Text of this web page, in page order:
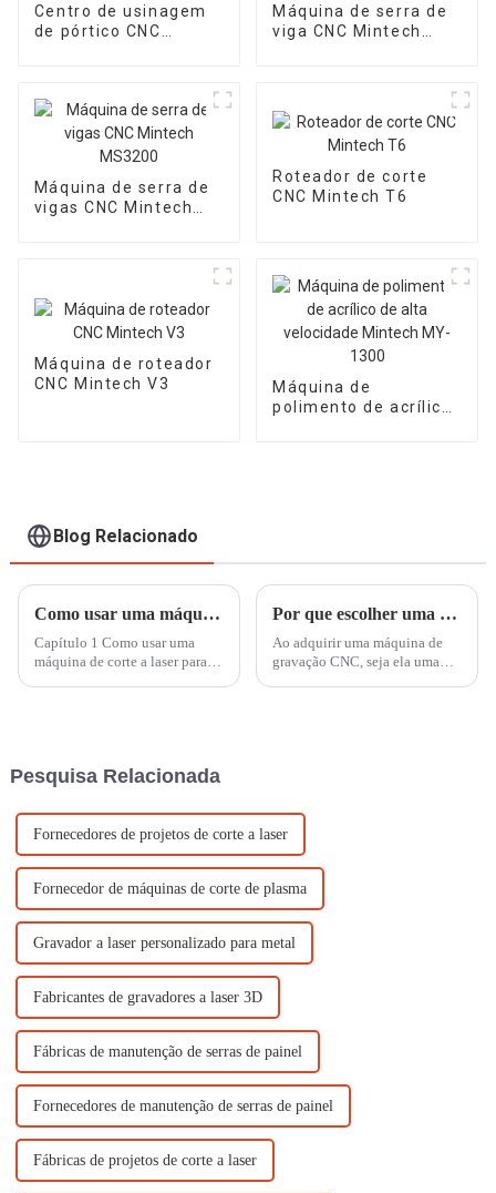
Centro de usinagem
de pórtico CNC
Máquina de serra de
viga CNC Mintech
Máquina de serra de
vigas CNC Mintech
Roteador de corte
CNC Mintech T6
Máquina de roteador
CNC Mintech V3
Máquina de
polimento de acrílico
Blog Relacionado
Como usar uma máquina de corte a laser para cortar placas de acrílico e obter um acabamento de borda altamente nítido e brilhante
Capítulo 1 Como usar uma
máquina de corte a laser para
oferecendo alta precisão...
Por que escolher uma máquina CNC de marca?
Ao adquirir uma máquina de
gravação CNC, seja ela uma
Pesquisa Relacionada
Fornecedores de projetos de corte a laser
Fornecedor de máquinas de corte de plasma
Gravador a laser personalizado para metal
Fabricantes de gravadores a laser 3D
Fábricas de manutenção de serras de painel
Fornecedores de manutenção de serras de painel
Fábricas de projetos de corte a laser